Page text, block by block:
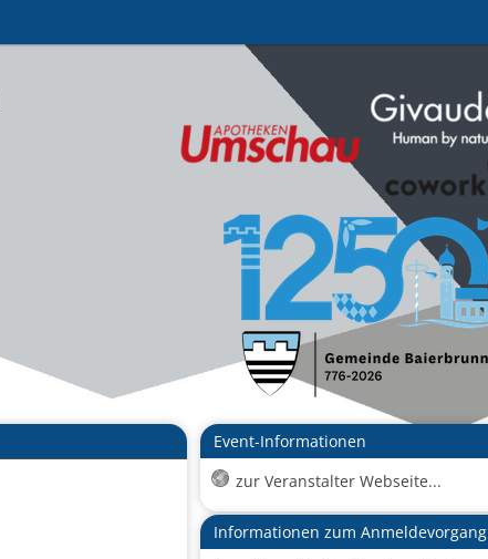
Event-Informationen
zur Veranstalter Webseite...
Informationen zum Anmeldevorgang